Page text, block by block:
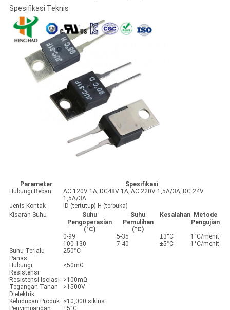
Spesifikasi Teknis
Parameter
Spesifikasi
Hubungi Beban
AC 120V 1A; DC48V 1A; AC 220V 1,5A/3A; DC 24V
1,5A/3A
Jenis Kontak
ID (tertutup) H (terbuka)
Kisaran Suhu
Suhu
Pengoperasian
(°C)
Suhu
Pemulihan
(°C)
Kesalahan Metode
Pengujian
0-99
5-35 ±3°C
1°C/menit
100-130
7-40 ±5°C
1°C/menit
Suhu Terlalu
Panas
250°C
Hubungi
Resistensi
<50mΩ
Resistensi Isolasi
>100mΩ
Tegangan Tahan
Dielektrik
>1500V
Kehidupan Produk >10,000 siklus